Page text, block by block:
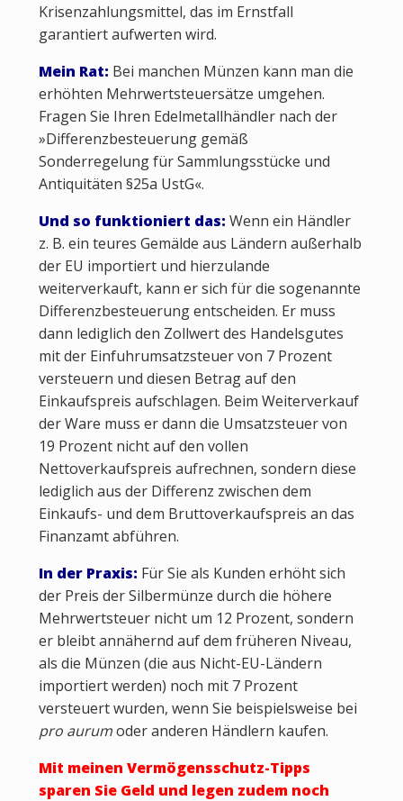
Krisenzahlungsmittel, das im Ernstfall
garantiert aufwerten wird.
Mein Rat: Bei manchen Münzen kann man die
erhöhten Mehrwertsteuersätze umgehen.
Fragen Sie Ihren Edelmetallhändler nach der
»Differenzbesteuerung gemäß
Sonderregelung für Sammlungsstücke und
Antiquitäten §25a UstG«.
Und so funktioniert das: Wenn ein Händler
z. B. ein teures Gemälde aus Ländern außerhalb
der EU importiert und hierzulande
weiterverkauft, kann er sich für die sogenannte
Differenzbesteuerung entscheiden. Er muss
dann lediglich den Zollwert des Handelsgutes
mit der Einfuhrumsatzsteuer von 7 Prozent
versteuern und diesen Betrag auf den
Einkaufspreis aufschlagen. Beim Weiterverkauf
der Ware muss er dann die Umsatzsteuer von
19 Prozent nicht auf den vollen
Nettoverkaufspreis aufrechnen, sondern diese
lediglich aus der Differenz zwischen dem
Einkaufs- und dem Bruttoverkaufspreis an das
Finanzamt abführen.
In der Praxis: Für Sie als Kunden erhöht sich
der Preis der Silbermünze durch die höhere
Mehrwertsteuer nicht um 12 Prozent, sondern
er bleibt annähernd auf dem früheren Niveau,
als die Münzen (die aus Nicht-EU-Ländern
importiert werden) noch mit 7 Prozent
versteuert wurden, wenn Sie beispielsweise bei
pro aurumoder anderen Händlern kaufen.
Mit meinen Vermögensschutz-Tipps
sparen Sie Geld und legen zudem noch